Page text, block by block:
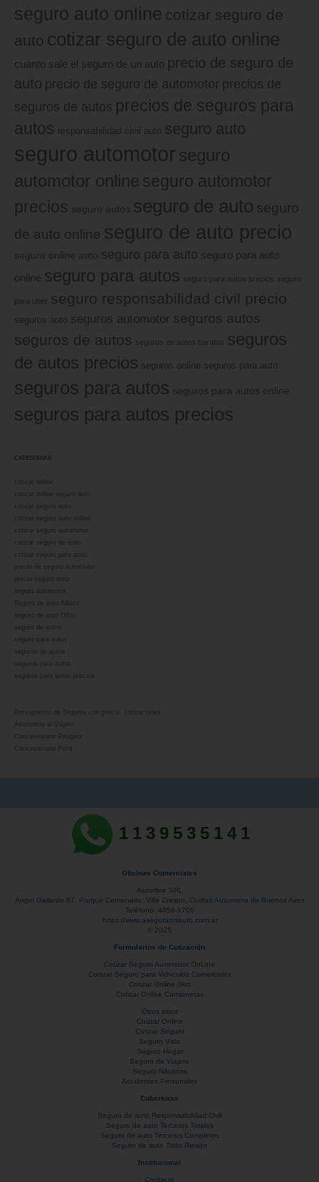
seguro auto online cotizar seguro de
auto cotizar seguro de auto online
cuanto sale el seguro de un auto precio de seguro de
auto precio de seguro de automotor precios de
seguros de autos precios de seguros para
autos responsabilidad civil auto seguro auto
seguro automotor seguro
automotor online seguro automotor
precios seguro autos seguro de auto seguro
de auto online seguro de auto precio
seguro online auto seguro para auto seguro para auto
online seguro para autos seguro para autos precios seguro
para uber seguro responsabilidad civil precio
seguros auto seguros automotor seguros autos
seguros de autos seguros de autos baratos seguros
de autos precios seguros online seguros para auto
seguros para autos seguros para autos online
seguros para autos precios
CATEGORÍAS
cotizar online
cotizar online seguro auto
cotizar seguro auto
cotizar seguro auto online
cotizar seguro automotor
cotizar seguro de auto
cotizar seguro para auto
Seguro de auto Allianz
Presupuesto de Seguros con precio, cotizaciones.
1139535141
Oficinas Comerciales
Assurline SRL
Ángel Gallardo 87, Parque Centenario, Villa Crespo, Ciudad Autonoma de Buenos Aires
Teléfono: 4858-1700
https://www.asegurarmiauto.com.ar
© 2025
Formularios de Cotización
Cotizar Seguro Automotor OnLine
Cotiizar Seguro para Vehiculos Comerciales
Cotizar Online 0km
Cotizar Online Camionetas
Otros sitios
Cotizar Online
Cotizar Seguro
Seguro Vida
Seguro Hogar
Seguro de Viajero
Seguro Náuticos
Accidentes Personales
Coberturas
Seguro de auto Responsabilidad Civil
Seguro de auto Terceros Totales
Seguro de auto Terceros Completos
Seguro de auto Todo Riesgo
Institucional
Contacto